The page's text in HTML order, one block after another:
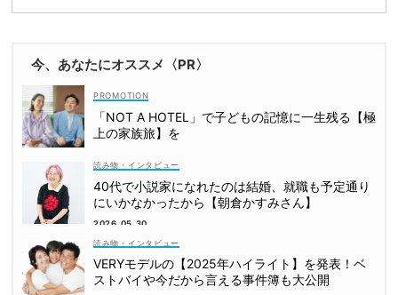
今、あなたにオススメ〈PR〉
「NOT A HOTEL」で子どもの記憶に一生残る【極
上の家族旅】を
読み物・インタビュー
40代で小説家になれたのは結婚、就職も予定通り
にいかなかったから【朝倉かすみさん】
2026.05.30
読み物・インタビュー
VERYモデルの【2025年ハイライト】を発表！ベ
ストバイや今だから言える事件簿も大公開